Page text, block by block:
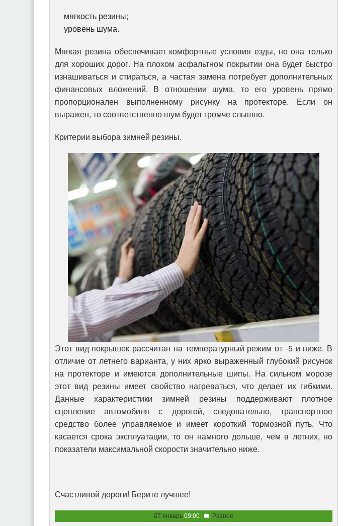
мягкость резины;
уровень шума.
Мягкая резина обеспечивает комфортные условия езды, но она только
для хороших дорог. На плохом асфальтном покрытии она будет быстро
изнашиваться и стираться, а частая замена потребует дополнительных
финансовых вложений. В отношении шума, то его уровень прямо
пропорционален выполненному рисунку на протекторе. Если он
выражен, то соответственно шум будет громче слышно.
Критерии выбора зимней резины.
Этот вид покрышек рассчитан на температурный режим от -5 и ниже. В
отличие от летнего варианта, у них ярко выраженный глубокий рисунок
на протекторе и имеются дополнительные шипы. На сильном морозе
этот вид резины имеет свойство нагреваться, что делает их гибкими.
Данные характеристики зимней резины поддерживают плотное
сцепление автомобиля с дорогой, следовательно, транспортное
средство более управляемое и имеет короткий тормозной путь. Что
касается срока эксплуатации, то он намного дольше, чем в летних, но
показатели максимальной скорости значительно ниже.
Счастливой дороги! Берите лучшее!
27 январь09:00 | : Разное